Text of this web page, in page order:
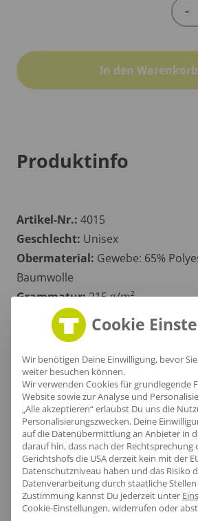
-
In den Warenkorb
Produktinfo
Artikel-Nr.: 4015
Geschlecht: Unisex
Obermaterial: Gewebe: 65%
Baumwolle
Grammatur:215 g/m²
Zertifikate: OEKOTEX 100,
Größentabelle
Lieferzeit
Cookie
Wir benötigen Deine Einwilligung, bevor
weiter besuchen können.
Wir verwenden Cookies für grundlegende
Website sowie zur Analyse und
„Alle akzeptieren“ erlaubst Du uns die
Personalisierungszwecken. Deine
auf die Datenübermittlung an Anbieter in
darauf hin, dass nach der Rechtsprechung
Gerichtshofs die USA derzeit kein mit der
Datenschutzniveau haben und das Risiko
Datenverarbeitung durch staatliche
Zustimmung kannst Du jederzeit unter
Cookie-Einstellungen, widerrufen oder